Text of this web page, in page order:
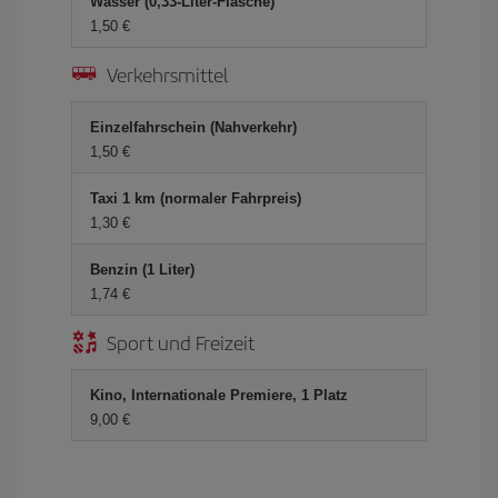
1,50 €
Verkehrsmittel
Einzelfahrschein (Nahverkehr)
1,50 €
Taxi 1 km (normaler Fahrpreis)
1,30 €
Benzin (1 Liter)
1,74 €
Sport und Freizeit
Kino, Internationale Premiere, 1 Platz
9,00 €